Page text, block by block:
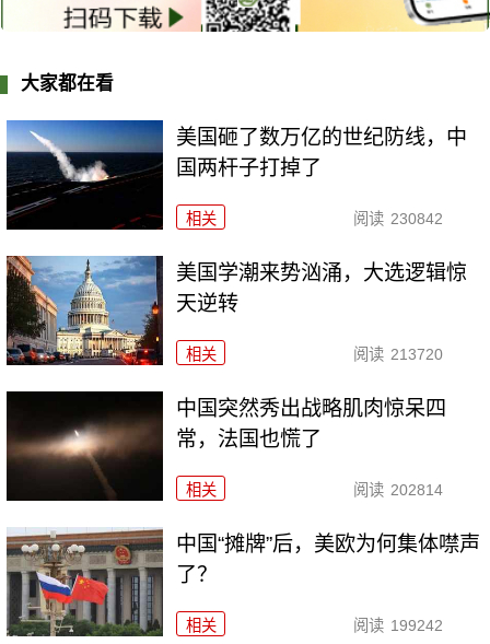
大家都在看
美国砸了数万亿的世纪防线，中
国两杆子打掉了
相关 阅读 230842
美国学潮来势汹涌，大选逻辑惊
天逆转
相关 阅读 213720
中国突然秀出战略肌肉惊呆四
常，法国也慌了
相关 阅读 202814
中国“摊牌”后，美欧为何集体噤声
了？
相关 阅读 199242